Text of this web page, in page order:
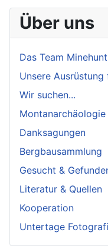
Über uns
Das Team
Unsere
Wir suchen...
Montanarchäologie
Danksagungen
Bergbausammlung
Gesucht &
Literatur & Quellen
Kooperation
Untertage